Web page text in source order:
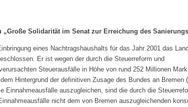
„Große Solidarität im Senat zur Erreichung des
eines Nachtragshaushalts für das Jahr 2001 das
Er ist wegen der durch die Steuerreform und
Steuerausfälle in Höhe von rund 252 Millionen Mark
Hintergrund der definitiven Zusage des Bundes an Bremen
Einnahmeausfälle auszugleichen, sind die durch die
nicht dem von Bremen auszugleichenden